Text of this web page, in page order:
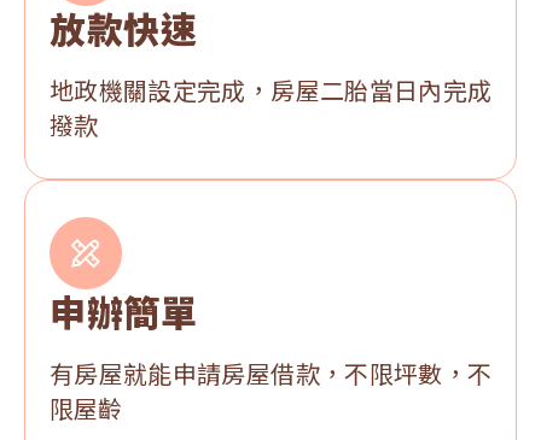
放款快速
地政機關設定完成，房屋二胎當日內完成
撥款
申辦簡單
有房屋就能申請房屋借款，不限坪數，不
限屋齡